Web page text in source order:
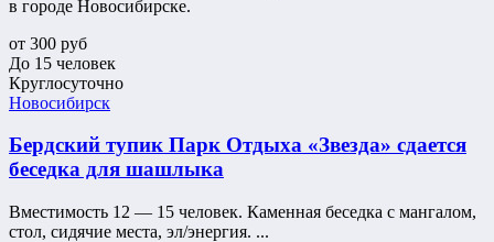
в городе Новосибирске.
от 300 руб
До 15 человек
Круглосуточно
Новосибирск
Бердский тупик Парк Отдыха «Звезда» сдается
беседка для шашлыка
Вместимость 12 — 15 человек. Каменная беседка с мангалом,
стол, сидячие места, эл/энергия. ...